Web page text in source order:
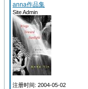
anna作品集
Site Admin
注册时间: 2004-05-02